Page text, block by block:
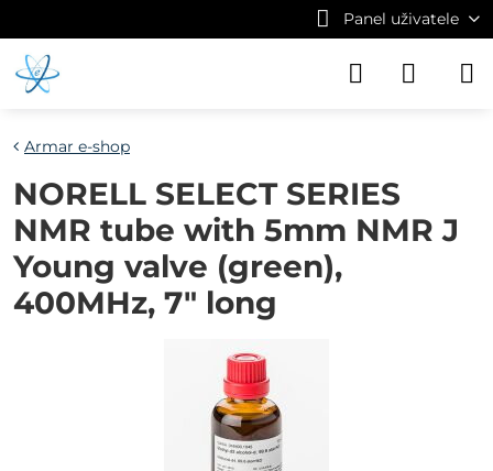
Panel uživatele
Armar e-shop
NORELL SELECT SERIES
NMR tube with 5mm NMR J
Young valve (green),
400MHz, 7" long